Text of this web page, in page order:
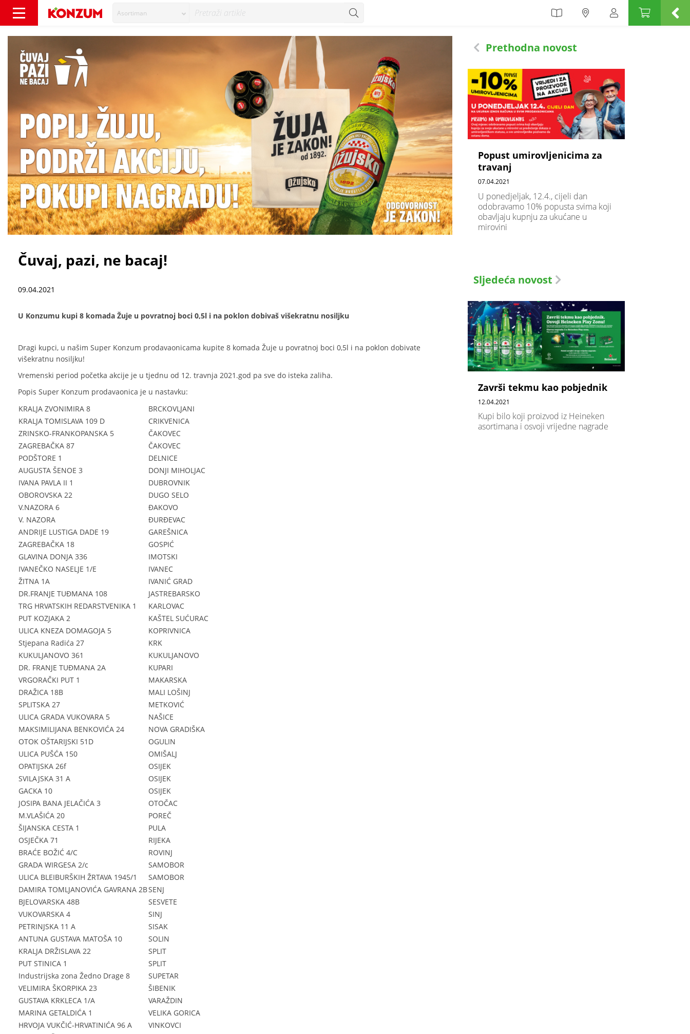
Asortiman
Čuvaj, pazi, ne bacaj!
09.04.2021
U Konzumu kupi 8 komada Žuje u povratnoj boci 0,5l i na poklon dobivaš višekratnu nosiljku
Dragi kupci, u našim Super Konzum prodavaonicama kupite 8 komada Žuje u povratnoj boci 0,5l i na poklon dobivate
višekratnu nosiljku!
Vremenski period početka akcije je u tjednu od 12. travnja 2021.god pa sve do isteka zaliha.
Popis Super Konzum prodavaonica je u nastavku:
KRALJA ZVONIMIRA 8
BRCKOVLJANI
KRALJA TOMISLAVA 109 D
CRIKVENICA
ZRINSKO-FRANKOPANSKA 5
ČAKOVEC
ZAGREBAČKA 87
ČAKOVEC
PODŠTORE 1
DELNICE
AUGUSTA ŠENOE 3
DONJI MIHOLJAC
IVANA PAVLA II 1
DUBROVNIK
OBOROVSKA 22
DUGO SELO
V.NAZORA 6
ĐAKOVO
V. NAZORA
ĐURĐEVAC
ANDRIJE LUSTIGA DADE 19
GAREŠNICA
ZAGREBAČKA 18
GOSPIĆ
GLAVINA DONJA 336
IMOTSKI
IVANEČKO NASELJE 1/E
IVANEC
ŽITNA 1A
IVANIĆ GRAD
DR.FRANJE TUĐMANA 108
JASTREBARSKO
TRG HRVATSKIH REDARSTVENIKA 1
KARLOVAC
PUT KOZJAKA 2
KAŠTEL SUĆURAC
ULICA KNEZA DOMAGOJA 5
KOPRIVNICA
Stjepana Radića 27
KRK
KUKULJANOVO 361
KUKULJANOVO
DR. FRANJE TUĐMANA 2A
KUPARI
VRGORAČKI PUT 1
MAKARSKA
DRAŽICA 18B
MALI LOŠINJ
SPLITSKA 27
METKOVIĆ
ULICA GRADA VUKOVARA 5
NAŠICE
MAKSIMILIJANA BENKOVIĆA 24
NOVA GRADIŠKA
OTOK OŠTARIJSKI 51D
OGULIN
ULICA PUŠĆA 150
OMIŠALJ
OPATIJSKA 26f
OSIJEK
SVILAJSKA 31 A
OSIJEK
GACKA 10
OSIJEK
JOSIPA BANA JELAČIĆA 3
OTOČAC
M.VLAŠIĆA 20
POREČ
ŠIJANSKA CESTA 1
PULA
OSJEČKA 71
RIJEKA
BRAĆE BOŽIĆ 4/C
ROVINJ
GRADA WIRGESA 2/c
SAMOBOR
ULICA BLEIBURŠKIH ŽRTAVA 1945/1
SAMOBOR
DAMIRA TOMLJANOVIĆA GAVRANA 2BSENJ
BJELOVARSKA 48B
SESVETE
VUKOVARSKA 4
SINJ
PETRINJSKA 11 A
SISAK
ANTUNA GUSTAVA MATOŠA 10
SOLIN
KRALJA DRŽISLAVA 22
SPLIT
PUT STINICA 1
SPLIT
Industrijska zona Žedno Drage 8
SUPETAR
VELIMIRA ŠKORPIKA 23
ŠIBENIK
GUSTAVA KRKLECA 1/A
VARAŽDIN
MARINA GETALDIĆA 1
VELIKA GORICA
HRVOJA VUKČIĆ-HRVATINIĆA 96 A
VINKOVCI
Prethodna novost
Popust umirovljenicima za
travanj
07.04.2021
U ponedjeljak, 12.4., cijeli dan
odobravamo 10% popusta svima koji
obavljaju kupnju za ukućane u
mirovini
Sljedeća novost
Završi tekmu kao pobjednik
12.04.2021
Kupi bilo koji proizvod iz Heineken
asortimana i osvoji vrijedne nagrade